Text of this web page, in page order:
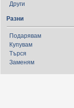
Други
Разни
Подарявам
Купувам
Търся
Заменям